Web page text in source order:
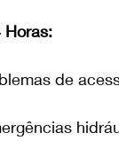
Horas:
de